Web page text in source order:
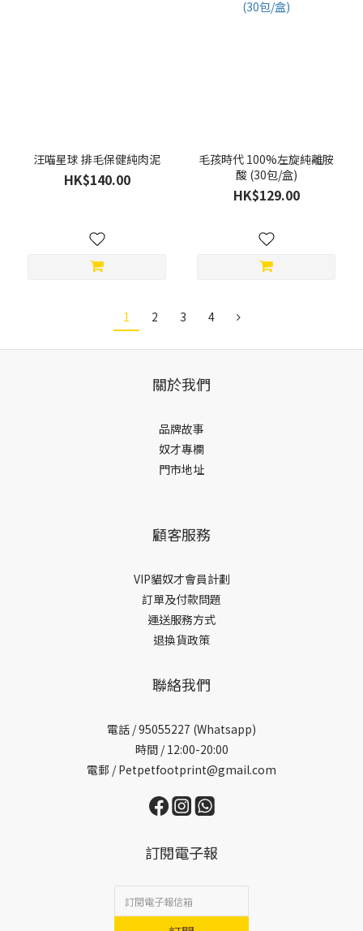
汪喵星球 排毛保健純肉泥
HK$140.00
毛孩時代 100%左旋純離胺
酸 (30包/盒)
HK$129.00
1 2 3 4
關於我們
品牌故事
奴才專欄
門市地址
顧客服務
VIP貓奴才會員計劃
訂單及付款問題
運送服務方式
退換貨政策
聯絡我們
電話 /95055227 (Whatsapp)
時間 / 12:00-20:00
電郵 / Petpetfootprint@gmail.com
訂閱電子報